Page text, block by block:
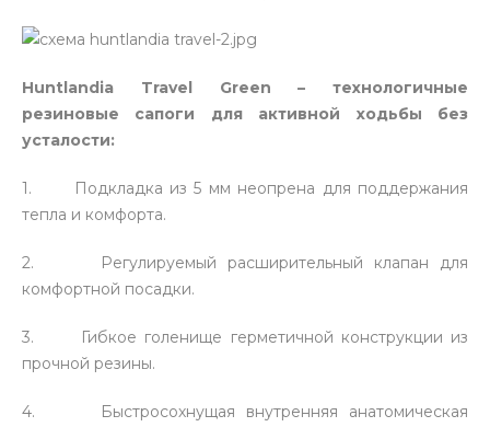
Huntlandia Travel Green – технологичные
резиновые сапоги для активной ходьбы без
усталости:
1. Подкладка из 5 мм неопрена для поддержания
тепла и комфорта.
2. Регулируемый расширительный клапан для
комфортной посадки.
3. Гибкое голенище герметичной конструкции из
прочной резины.
4. Быстросохнущая внутренняя анатомическая